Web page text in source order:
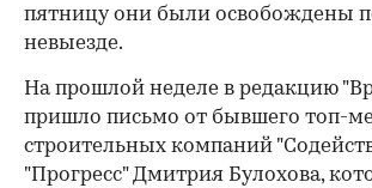
пятницу они были освобождены
невыезде.
На прошлой неделе в редакцию
пришло письмо от бывшего топ-
строительных компаний
"Прогресс" Дмитрия Булохова,